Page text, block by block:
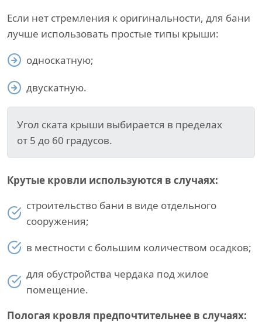
Если нет стремления к оригинальности, для бани
лучше использовать простые типы крыши:
односкатную;
двускатную.
Угол ската крыши выбирается в пределах
от 5 до 60 градусов.
Крутые кровли используются в случаях:
строительство бани в виде отдельного
сооружения;
в местности с большим количеством осадков;
для обустройства чердака под жилое
помещение.
Пологая кровля предпочтительнее в случаях: